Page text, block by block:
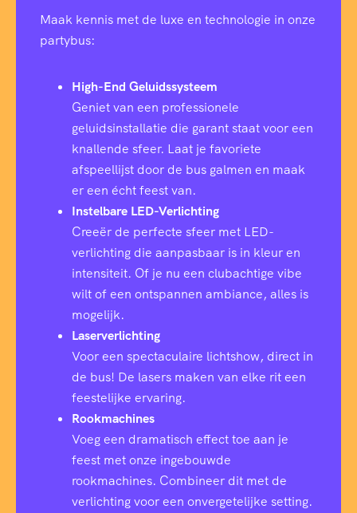
Maak kennis met de luxe en technologie in onze
partybus:
High-End Geluidssysteem
Geniet van een professionele
geluidsinstallatie die garant staat voor een
knallende sfeer. Laat je favoriete
afspeellijst door de bus galmen en maak
er een écht feest van.
Instelbare LED-Verlichting
Creeër de perfecte sfeer met LED-
verlichting die aanpasbaar is in kleur en
intensiteit. Of je nu een clubachtige vibe
wilt of een ontspannen ambiance, alles is
mogelijk.
Laserverlichting
Voor een spectaculaire lichtshow, direct in
de bus! De lasers maken van elke rit een
feestelijke ervaring.
Rookmachines
Voeg een dramatisch effect toe aan je
feest met onze ingebouwde
rookmachines. Combineer dit met de
verlichting voor een onvergetelijke setting.